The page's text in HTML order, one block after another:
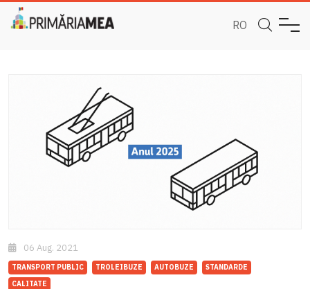
RO
06 Aug. 2021
TRANSPORT PUBLIC TROLEIBUZE AUTOBUZE
STANDARDE
CALITATE